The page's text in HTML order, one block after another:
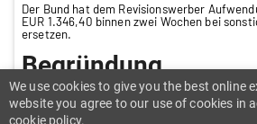
Der Bund hat dem Revisionswerber
EUR 1.346,40 binnen zwei Wochen bei
ersetzen.
Begründung
Aus dem Akteninhalt ergibt sich
Sachverhalt:
We use cookies to give you the best online
website you agree to our use of cookies in
cookie policy.